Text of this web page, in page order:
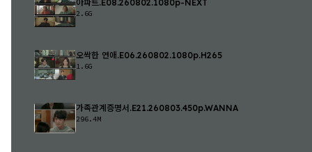
아파트.E08.260802.1080p-NEXT
2.6G
오싹한 연애.E06.260802.1080p.H265
1.6G
가족관계증명서.E21.260803.450p.WANNA
296.4M